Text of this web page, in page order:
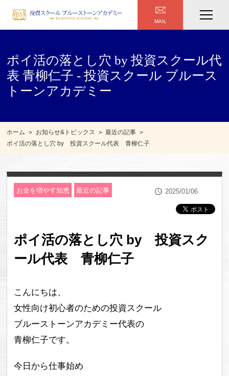
MAIL
ポイ活の落とし穴 by 投資スクール代
表 青柳仁子 - 投資スクール ブルース
トーンアカデミー
ホーム お知らせ&トピックス
最近の記事
ポイ活の落とし穴 by 投資スクール代表 青柳仁子
お金を増やす知恵 最近の記事 2025/01/06
ポイ活の落とし穴 by 投資スク
ール代表 青柳仁子
こんにちは、
女性向け初心者のための投資スクール
ブルーストーンアカデミー代表の
青柳仁子です。
今日から仕事始め